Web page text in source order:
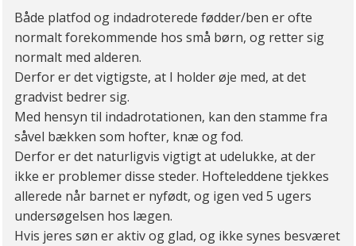
Både platfod og indadroterede fødder/ben er ofte
normalt forekommende hos små børn, og retter sig
normalt med alderen.
Derfor er det vigtigste, at I holder øje med, at det
gradvist bedrer sig.
Med hensyn til indadrotationen, kan den stamme fra
såvel bækken som hofter, knæ og fod.
Derfor er det naturligvis vigtigt at udelukke, at der
ikke er problemer disse steder. Hofteleddene tjekkes
allerede når barnet er nyfødt, og igen ved 5 ugers
undersøgelsen hos lægen.
Hvis jeres søn er aktiv og glad, og ikke synes besværet